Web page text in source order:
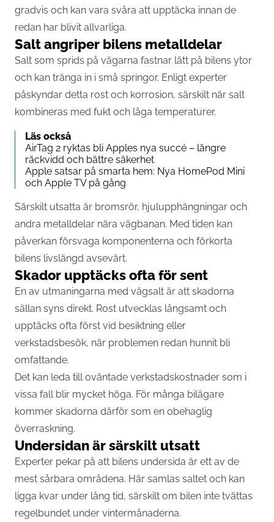
gradvis och kan vara svåra att upptäcka innan de
redan har blivit allvarliga.
Salt angriper bilens metalldelar
Salt som sprids på vägarna fastnar lätt på bilens ytor
och kan tränga in i små springor. Enligt experter
påskyndar detta rost och korrosion, särskilt när salt
kombineras med fukt och låga temperaturer.
Läs också
AirTag 2 ryktas bli Apples nya succé – längre
räckvidd och bättre säkerhet
Apple satsar på smarta hem: Nya HomePod Mini
och Apple TV på gång
Särskilt utsatta är bromsrör, hjulupphängningar och
andra metalldelar nära vägbanan. Med tiden kan
påverkan försvaga komponenterna och förkorta
bilens livslängd avsevärt.
Skador upptäcks ofta för sent
En av utmaningarna med vägsalt är att skadorna
sällan syns direkt. Rost utvecklas långsamt och
upptäcks ofta först vid besiktning eller
verkstadsbesök, när problemen redan hunnit bli
omfattande.
Det kan leda till oväntade verkstadskostnader som i
vissa fall blir mycket höga. För många bilägare
kommer skadorna därför som en obehaglig
överraskning.
Undersidan är särskilt utsatt
Experter pekar på att bilens undersida är ett av de
mest sårbara områdena. Här samlas saltet och kan
ligga kvar under lång tid, särskilt om bilen inte tvättas
regelbundet under vintermånaderna.